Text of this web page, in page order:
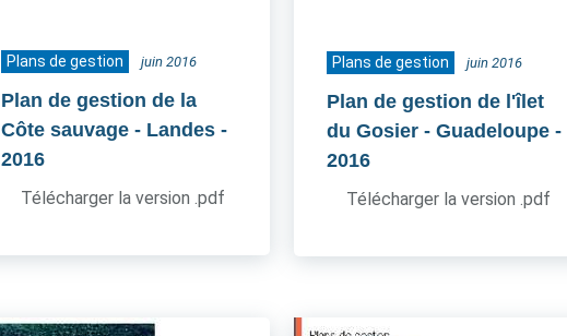
Plans de gestion juin 2016
Plan de gestion de la
Côte sauvage - Landes -
2016
Télécharger la version .pdf
Plans de gestion juin 2016
Plan de gestion de l'îlet
du Gosier - Guadeloupe -
2016
Télécharger la version .pdf